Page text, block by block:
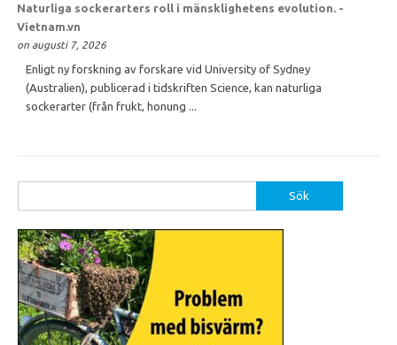
Naturliga sockerarters roll i mänsklighetens evolution. -
Vietnam.vn
on augusti 7, 2026
Enligt ny forskning av forskare vid University of Sydney
(Australien), publicerad i tidskriften Science, kan naturliga
sockerarter (från frukt, honung ...
efter: